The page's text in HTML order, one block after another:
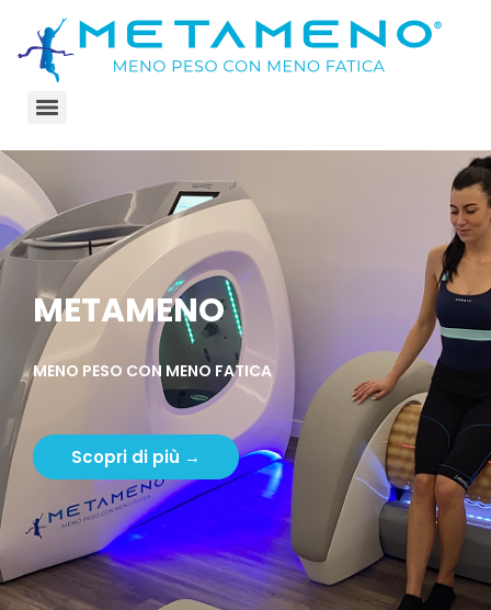
METAMENO
MENO PESO CON MENO FATICA
Scopri di più →